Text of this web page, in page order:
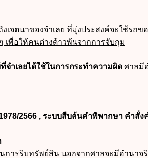
งเจตนาของจำเลย ที่มุ่งประสงค์จะใช้รถข
เพื่อให้คนต่างด้าวพ้นจากการจับกุม
จำเลยได้ใช้ในการกระทำความผิด ศาลมี
2566 , ระบบสืบค้นคำพิพากษา คำสั่ง
การริบทรัพย์สิน นอกจากศาลจะมีอำนา